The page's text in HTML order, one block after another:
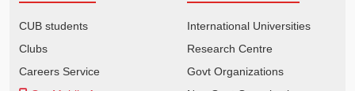
CUB students
Clubs
Careers Service
International Universities
Research Centre
Govt Organizations